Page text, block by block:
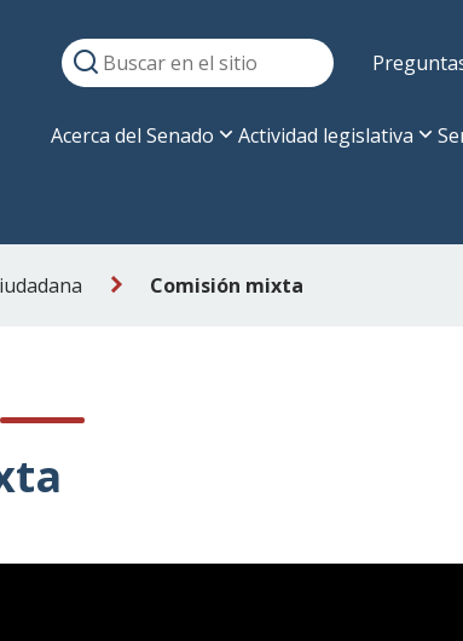
Acerca del Senado Actividad legislativa
Comisión mixta